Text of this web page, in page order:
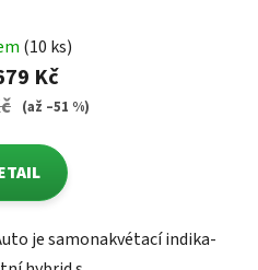
(10 ks)
Kč
(až –51 %)
je samonakvétací indika-